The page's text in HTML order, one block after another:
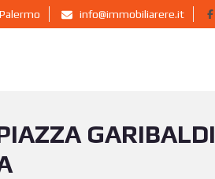
info@immobiliarere.it
GARIBALDI